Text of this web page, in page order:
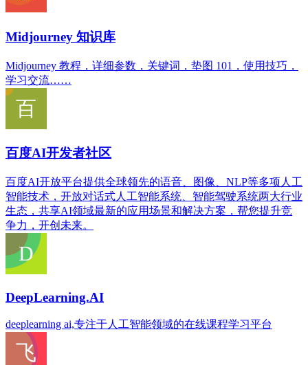
Midjourney 知识库
Midjourney 教程，详细参数，关键词，垫图 101，使用技巧，
学习交流……
百度AI开发者社区
百度AI开放平台提供全球领先的语音、图像、NLP等多项人工
智能技术，开放对话式人工智能系统、智能驾驶系统两大行业
生态，共享AI领域最新的应用场景和解决方案，帮您提升竞
争力，开创未来。
DeepLearning.AI
deeplearning ai,专注于人工智能领域的在线课程学习平台